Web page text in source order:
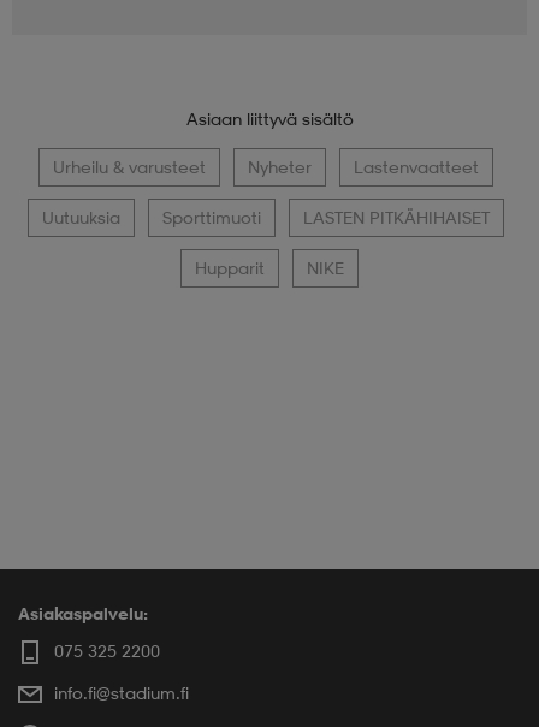
Asiaan liittyvä sisältö
Urheilu & varusteet Nyheter Lastenvaatteet
Uutuuksia Sporttimuoti LASTEN PITKÄHIHAISET
Hupparit NIKE
Asiakaspalvelu:
075 325 2200
info.fi@stadium.fi